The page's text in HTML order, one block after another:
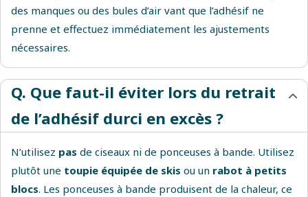
des manques ou des bules d’air vant que l’adhésif ne
prenne et effectuez immédiatement les ajustements
nécessaires.
Q. Que faut-il éviter lors du retrait
de l’adhésif durci en excès ?
N’utilisez pas de ciseaux ni de ponceuses à bande. Utilisez
plutôt une toupie équipée de skis ou un rabot à petits
blocs. Les ponceuses à bande produisent de la chaleur, ce